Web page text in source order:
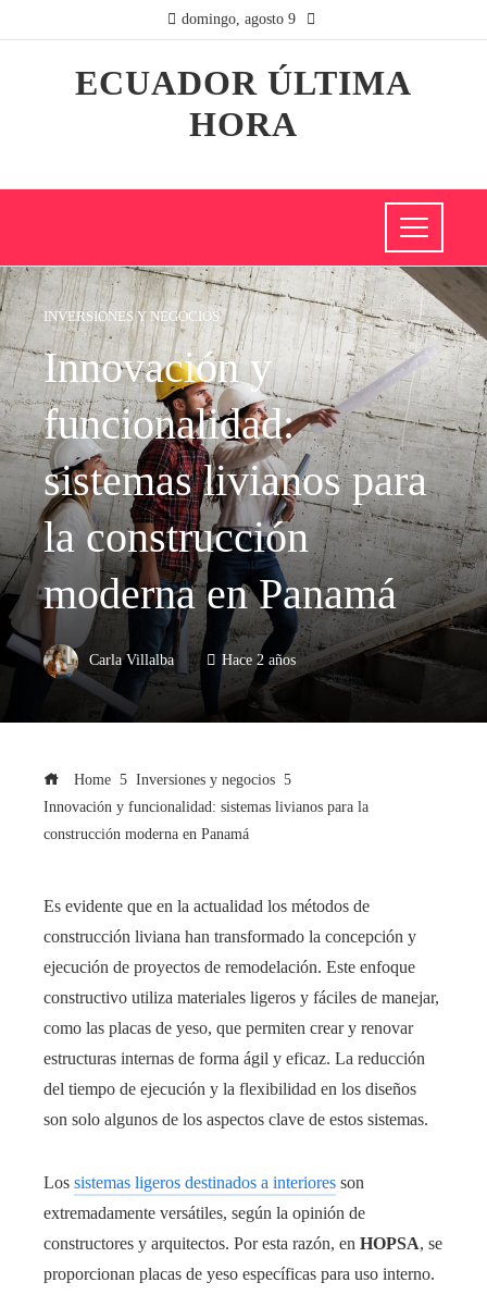
domingo, agosto 9
ECUADOR ÚLTIMA
HORA
INVERSIONES Y NEGOCIOS
Innovación y
funcionalidad:
sistemas livianos para
la construcción
moderna en Panamá
Carla Villalba Hace 2 años
Home
Inversiones y negocios
Innovación y funcionalidad: sistemas livianos para la
construcción moderna en Panamá
Es evidente que en la actualidad los métodos de
construcción liviana han transformado la concepción y
ejecución de proyectos de remodelación. Este enfoque
constructivo utiliza materiales ligeros y fáciles de manejar,
como las placas de yeso, que permiten crear y renovar
estructuras internas de forma ágil y eficaz. La reducción
del tiempo de ejecución y la flexibilidad en los diseños
son solo algunos de los aspectos clave de estos sistemas.
Los sistemas ligeros destinados a interiores son
extremadamente versátiles, según la opinión de
constructores y arquitectos. Por esta razón, en HOPSA, se
proporcionan placas de yeso específicas para uso interno.